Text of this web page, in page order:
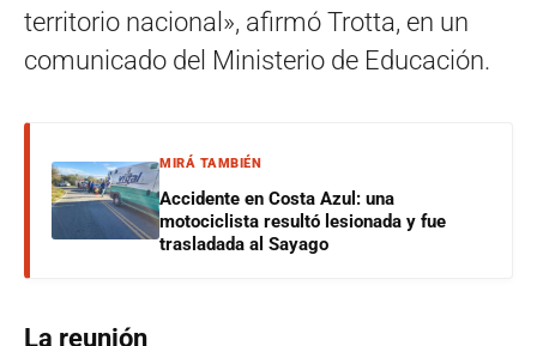
territorio nacional», afirmó Trotta, en un
comunicado del Ministerio de Educación.
MIRÁ TAMBIÉN
Accidente en Costa Azul: una
motociclista resultó lesionada y fue
trasladada al Sayago
La reunión